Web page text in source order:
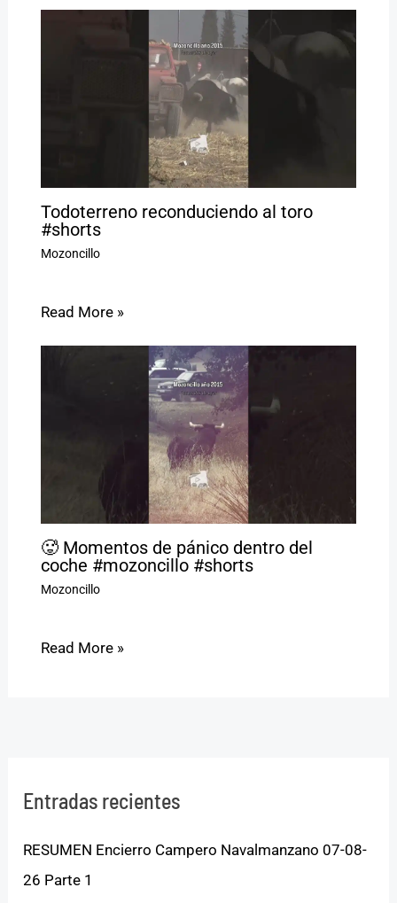
Todoterreno reconduciendo al toro
#shorts
Mozoncillo
Read More »
🥵 Momentos de pánico dentro del
coche #mozoncillo #shorts
Mozoncillo
Read More »
Entradas recientes
RESUMEN Encierro Campero Navalmanzano 07-08-
26 Parte 1